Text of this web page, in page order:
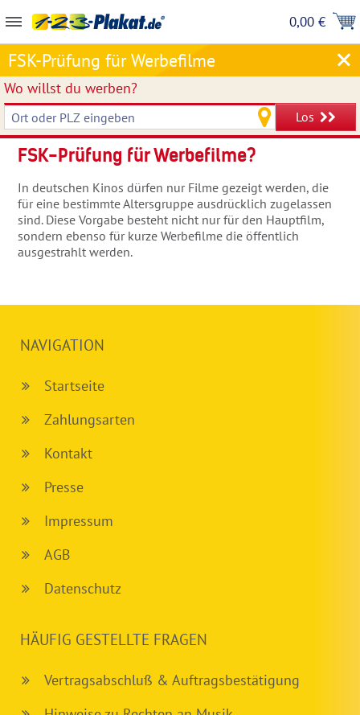
0,00 €
FSK-Prüfung für Werbefilme
Wo willst du werben?
Los
FSK-Prüfung für Werbefilme?
In deutschen Kinos dürfen nur Filme gezeigt werden, die
für eine bestimmte Altersgruppe ausdrücklich zugelassen
sind. Diese Vorgabe besteht nicht nur für den Hauptfilm,
sondern ebenso für kurze Werbefilme die öffentlich
ausgestrahlt werden.
NAVIGATION
Startseite
Zahlungsarten
Kontakt
Presse
Impressum
AGB
Datenschutz
HÄUFIG GESTELLTE FRAGEN
Vertragsabschluß & Auftragsbestätigung